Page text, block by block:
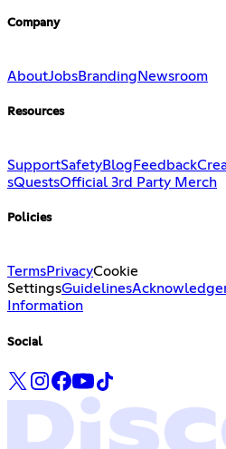
Company
AboutJobsBranding Newsroom
Resources
SupportSafetyBlog Feedback
sQuestsOfficial 3rd Party Merch
Policies
TermsPrivacyCookie
SettingsGuidelines
Information
Social